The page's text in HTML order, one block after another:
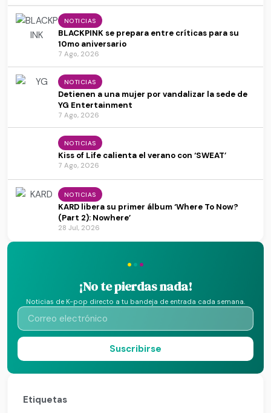
NOTICIAS
BLACKPINK se prepara entre críticas para su
10mo aniversario
7 Ago, 2026
NOTICIAS
Detienen a una mujer por vandalizar la sede de
YG Entertainment
7 Ago, 2026
NOTICIAS
Kiss of Life calienta el verano con ‘SWEAT’
7 Ago, 2026
NOTICIAS
KARD libera su primer álbum ‘Where To Now?
(Part 2): Nowhere’
28 Jul, 2026
···
¡No te pierdas nada!
Noticias de K-pop directo a tu bandeja de entrada cada semana.
Suscribirse
Etiquetas